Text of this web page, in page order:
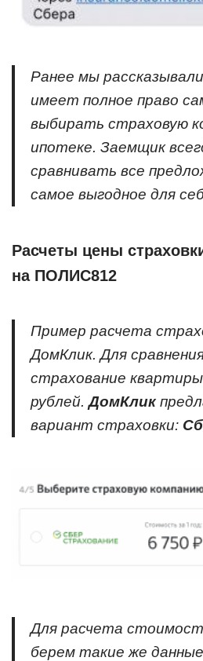
Ранее мы
имеет полное право
выбирать страховую
ипотеке. Заемщик
сравнивать все
самое выгодное для
Расчеты цены
на ПОЛИС812
Пример расчета
ДомКлик. Для
страхование
рублей.ДомКлик
вариант страховки:
Для расчета
берем такие же